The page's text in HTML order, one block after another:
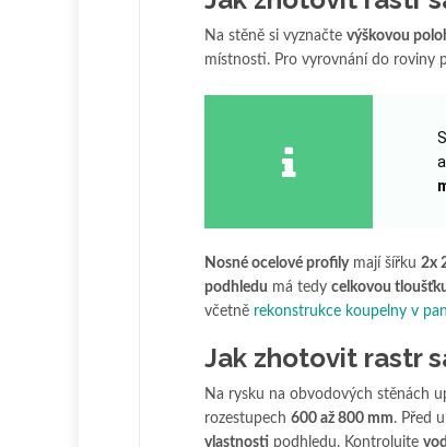
Na stěně si vyznačte výškovou
místnosti. Pro vyrovnání do roviny
Nosné ocelové profilymají šířku 2x
podhledu má tedy celkovou
včetně rekonstrukce koupelny v
Jak zhotovit rastr
Na rysku na obvodových stěnách
rozestupech 600 až 800 mm. Před
vlastnosti podhledu. Kontrolujte